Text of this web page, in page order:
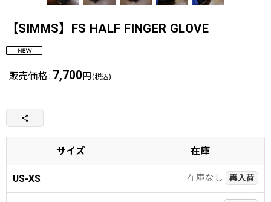
【SIMMS】FS HALF FINGER GLOVE
販売価格: 7,700 円 (税込)
サイズ 在庫
US-XS 在庫なし 再入荷